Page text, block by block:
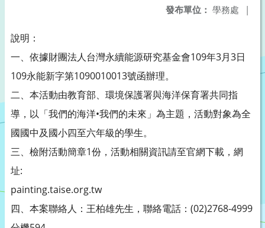
發布單位： 學務處 |
說明：
一、依據財團法人台灣永續能源研究基金會109年3月3日
109永能新字第1090010013號函辦理。
二、本活動由教育部、環境保護署與海洋保育署共同指
導，以「我們的海洋•我們的未來」為主題，活動對象為全
國國中及國小四至六年級的學生。
三、檢附活動簡章1份，活動相關資訊請至官網下載，網
址:
painting.taise.org.tw
四、本案聯絡人：王柏雄先生，聯絡電話：(02)2768-4999